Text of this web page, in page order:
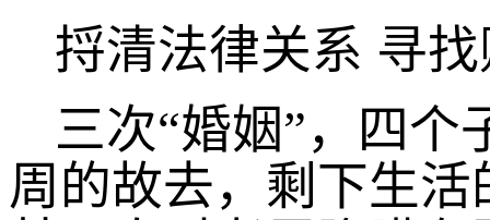
捋清法律关系 寻
三次“婚姻”，四
周的故去，剩下生